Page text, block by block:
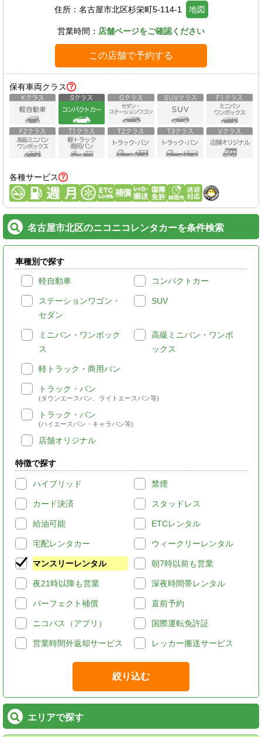
住所： 名古屋市北区杉栄町5-114-1 地図
営業時間： 店舗ページをご確認ください
この店舗で予約する
保有車両クラス
各種サービス
名古屋市北区のニコニコレンタカーを条件検索
車種別で探す
軽自動車 コンパクトカー
ステーションワゴン・
セダン
SUV
ミニバン・ワンボック
ス
高級ミニバン・ワンボ
ックス
軽トラック・商用バン
トラック・バン
(タウンエースバン、ライトエースバン等)
トラック・バン
(ハイエースバン・キャラバン等)
店舗オリジナル
特徴で探す
ハイブリッド 禁煙
カード決済 スタッドレス
給油可能 ETCレンタル
宅配レンタカー ウィークリーレンタル
マンスリーレンタル 朝7時以前も営業
夜21時以降も営業 深夜時間帯レンタル
パーフェクト補償 直前予約
ニコパス（アプリ） 国際運転免許証
営業時間外返却サービス レッカー搬送サービス
絞り込む
エリアで探す